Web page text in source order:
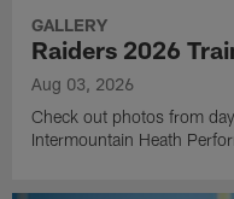
GALLERY
Raiders 2026
Aug 03, 2026
Check out photos from
Intermountain Heath